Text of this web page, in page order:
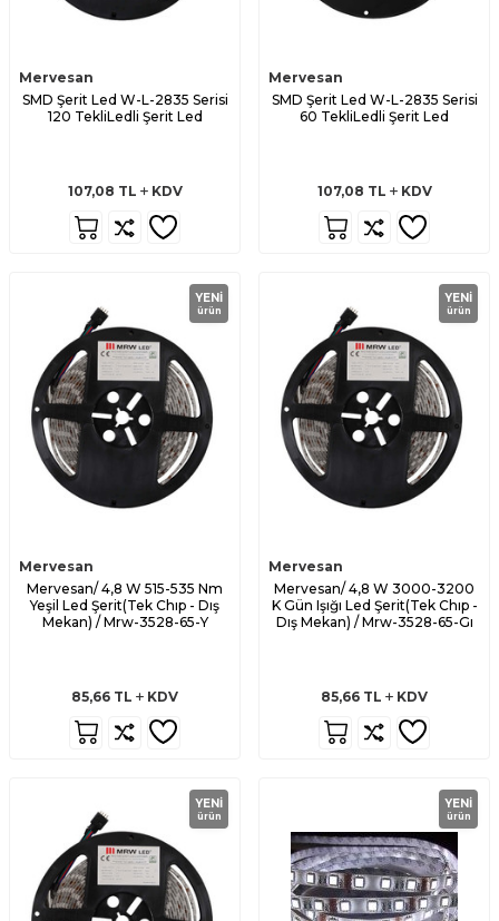
Mervesan
SMD Şerit Led W-L-2835 Serisi
120 TekliLedli Şerit Led
107,08 TL KDV
Mervesan
SMD Şerit Led W-L-2835 Serisi
60 TekliLedli Şerit Led
107,08 TL KDV
YENI
ürün
Mervesan
Mervesan/ 4,8 W 515-535 Nm
Yeşil Led Şerit(Tek Chıp - Dış
Mekan) / Mrw-3528-65-Y
85,66 TL KDV
YENI
ürün
Mervesan
Mervesan/ 4,8 W 3000-3200
K Gün Işığı Led Şerit(Tek Chıp -
Dış Mekan) / Mrw-3528-65-Gı
85,66 TL KDV
YENI
ürün
YENI
ürün